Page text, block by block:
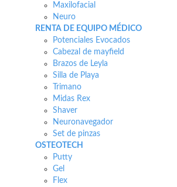
Maxilofacial
Neuro
RENTA DE EQUIPO MÉDICO
Potenciales Evocados
Cabezal de mayfield
Brazos de Leyla
Silla de Playa
Trimano
Midas Rex
Shaver
Neuronavegador
Set de pinzas
OSTEOTECH
Putty
Gel
Flex